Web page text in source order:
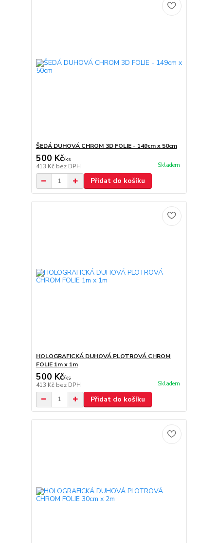
ŠEDÁ DUHOVÁ CHROM 3D FOLIE - 149cm x 50cm
500 Kč/ks
413 Kč bez DPH Skladem
Přidat do košíku
HOLOGRAFICKÁ DUHOVÁ PLOTROVÁ CHROM
FOLIE 1m x 1m
500 Kč/ks
413 Kč bez DPH Skladem
Přidat do košíku